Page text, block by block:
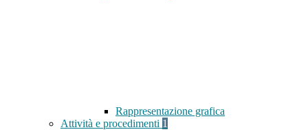
Rappresentazione grafica
Attività e procedimenti 1